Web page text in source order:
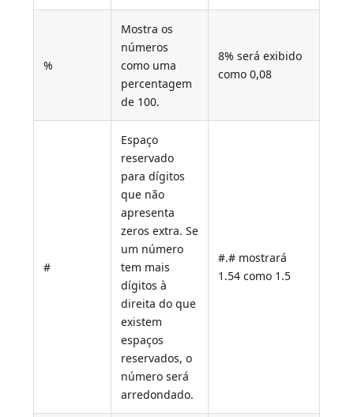
%
Mostra os
números
como uma
percentagem
de 100.
8% será exibido
como 0,08
#
Espaço
reservado
para dígitos
que não
apresenta
zeros extra. Se
um número
tem mais
dígitos à
direita do que
existem
espaços
reservados, o
número será
arredondado.
#.# mostrará
1.54 como 1.5